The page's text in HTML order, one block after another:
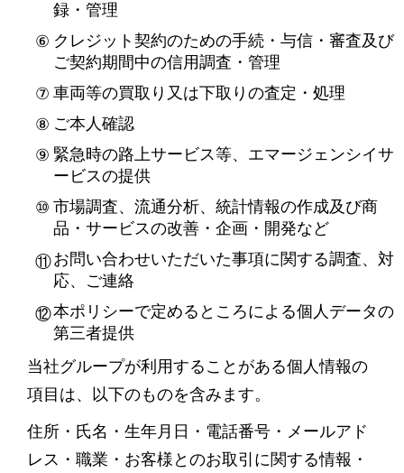
録・管理
クレジット契約のための手続・与信・審査及び
ご契約期間中の信用調査・管理
車両等の買取り又は下取りの査定・処理
ご本人確認
緊急時の路上サービス等、エマージェンシイサ
ービスの提供
市場調査、流通分析、統計情報の作成及び商
品・サービスの改善・企画・開発など
お問い合わせいただいた事項に関する調査、対
応、ご連絡
本ポリシーで定めるところによる個人データの
第三者提供
当社グループが利用することがある個人情報の
項目は、以下のものを含みます。
住所・氏名・生年月日・電話番号・メールアド
レス・職業・お客様とのお取引に関する情報・